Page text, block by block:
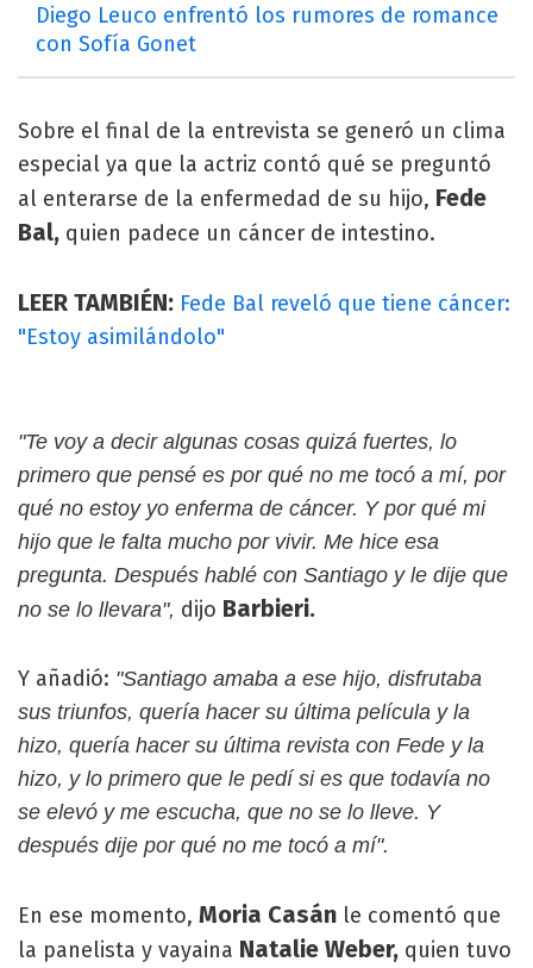
Diego Leuco enfrentó los rumores de romance
con Sofía Gonet
Sobre el final de la entrevista se generó un clima
especial ya que la actriz contó qué se preguntó
al enterarse de la enfermedad de su hijo, Fede
Bal, quien padece un cáncer de intestino.
LEER TAMBIÉN: Fede Bal reveló que tiene cáncer:
"Estoy asimilándolo"
"Te voy a decir algunas cosas quizá fuertes, lo
primero que pensé es por qué no me tocó a mí, por
qué no estoy yo enferma de cáncer. Y por qué mi
hijo que le falta mucho por vivir. Me hice esa
pregunta. Después hablé con Santiago y le dije que
no se lo llevara", dijo Barbieri.
Y añadió: "Santiago amaba a ese hijo, disfrutaba
sus triunfos, quería hacer su última película y la
hizo, quería hacer su última revista con Fede y la
hizo, y lo primero que le pedí si es que todavía no
se elevó y me escucha, que no se lo lleve. Y
después dije por qué no me tocó a mí".
En ese momento, Moria Casán le comentó que
la panelista y vayaina Natalie Weber, quien tuvo